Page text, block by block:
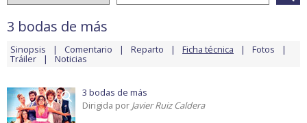
3 bodas de más
Sinopsis Comentario Reparto Ficha técnica Fotos
Tráiler Noticias
3 bodas de más
Dirigida por Javier Ruiz Caldera